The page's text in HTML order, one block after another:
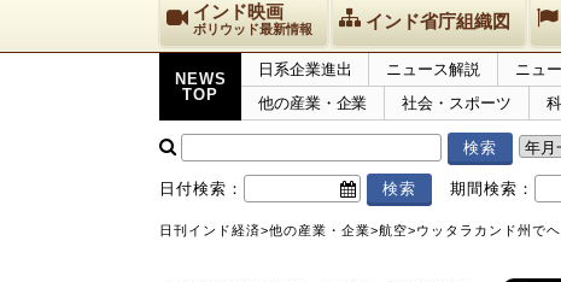
インド映画
ボリウッド最新情報 インド省庁組織図
NEWS
TOP
日系企業進出 ニュース解説 ニュ
他の産業・企業
社会・スポーツ
日付検索： 期間検索：
日刊インド経済>他の産業・企業>航空>ウッタラカンド州で